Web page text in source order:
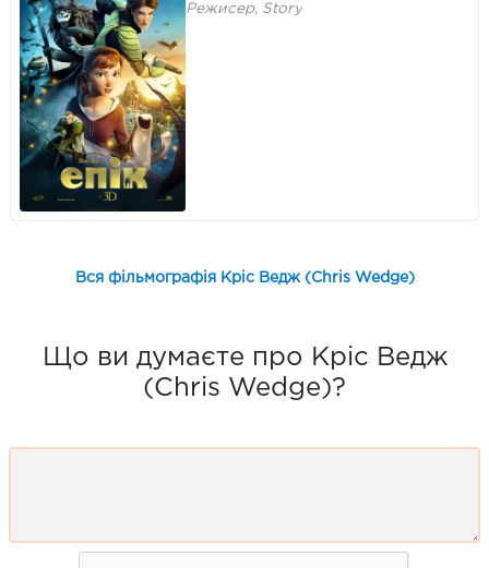
Режисер, Story
Вся фільмографія Кріс Ведж (Chris Wedge)
Що ви думаєте про Кріс Ведж
(Chris Wedge)?